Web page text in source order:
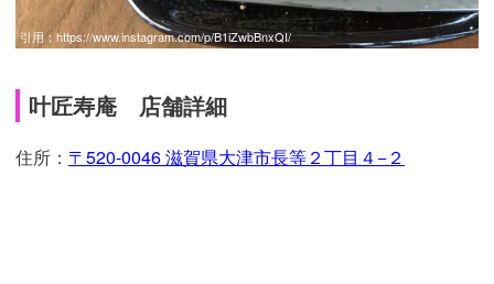
引用：https://www.instagram.com/p/B1iZwbBnxQI/
叶匠寿庵 店舗詳細
住所： 〒520-0046 滋賀県大津市長等２丁目４−２